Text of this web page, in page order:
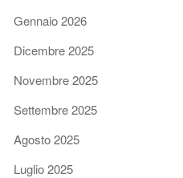
Gennaio 2026
Dicembre 2025
Novembre 2025
Settembre 2025
Agosto 2025
Luglio 2025